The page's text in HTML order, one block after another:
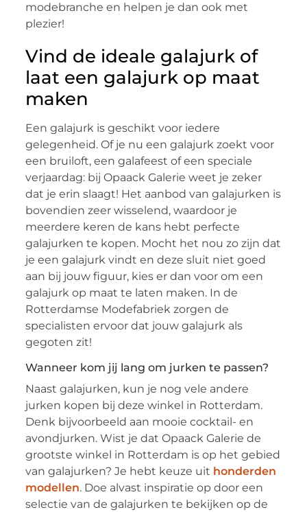
modebranche en helpen je dan ook met
plezier!
Vind de ideale galajurk of
laat een galajurk op maat
maken
Een galajurk is geschikt voor iedere
gelegenheid. Of je nu een galajurk zoekt voor
een bruiloft, een galafeest of een speciale
verjaardag: bij Opaack Galerie weet je zeker
dat je erin slaagt! Het aanbod van galajurken is
bovendien zeer wisselend, waardoor je
meerdere keren de kans hebt perfecte
galajurken te kopen. Mocht het nou zo zijn dat
je een galajurk vindt en deze sluit niet goed
aan bij jouw figuur, kies er dan voor om een
galajurk op maat te laten maken. In de
Rotterdamse Modefabriek zorgen de
specialisten ervoor dat jouw galajurk als
gegoten zit!
Wanneer kom jij lang om jurken te passen?
Naast galajurken, kun je nog vele andere
jurken kopen bij deze winkel in Rotterdam.
Denk bijvoorbeeld aan mooie cocktail- en
avondjurken. Wist je dat Opaack Galerie de
grootste winkel in Rotterdam is op het gebied
van galajurken? Je hebt keuze uit honderden
modellen. Doe alvast inspiratie op door een
selectie van de galajurken te bekijken op de